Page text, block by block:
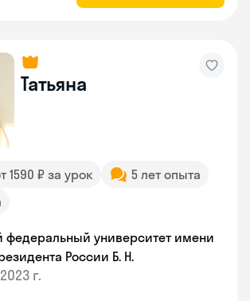
Татьяна
1590 ₽ за урок
5 лет опыта
федеральный университет имени
России Б. Н.
2023 г.